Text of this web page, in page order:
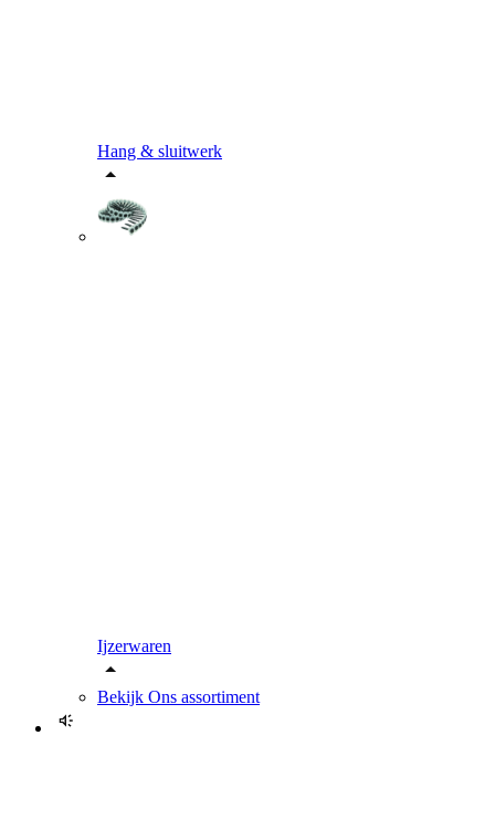
Hang & sluitwerk
Ijzerwaren
Bekijk Ons assortiment